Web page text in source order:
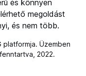
és könnyen
megoldást
és nem több.
platformja. Üzemben
2022.